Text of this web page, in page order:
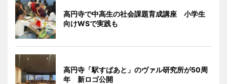
高円寺で中高生の社会課題育成講座 小学生
向けWSで実践も
高円寺「駅すぱあと」のヴァル研究所が50周
年 新ロゴ公開